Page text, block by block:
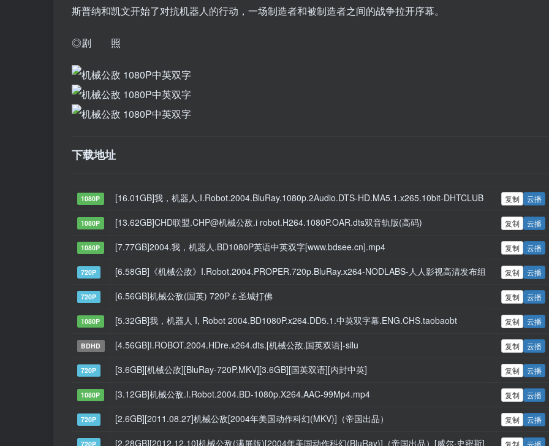
斯普纳和凯文开始了对抗机器人的行动，一场制造者和被制造者之间的战争拉开序幕。
◎剧 照
下载地址
1080P [16.01GB]我，机器人.I.Robot.2004.BluRay.1080p.2Audio.DTS-HD.MA5.1.x265.10bit-DHTCLUB 复制 云播
1080P [13.62GB]CHD联盟.CHP@机械公敌.i robot.H264.1080P.OAR.dts双音轨版(高码) 复制 云播
1080P [7.77GB]2004.我，机器人.BD1080P英语中英双字[www.bdsee.cn].mp4 复制 云播
720P [6.58GB]《机械公敌》I.Robot.2004.PROPER.720p.BluRay.x264-NODLABS-人人影视高清发布组 复制 云播
720P [6.56GB]机械公敌(国英) 720P￡圣城打佛 复制 云播
1080P [5.32GB]我，机器人 I, Robot 2004.BD1080P.x264.DD5.1.中英双字幕.ENG.CHS.taobaobt 复制 云播
BDHD [4.56GB]I.ROBOT.2004.HDre.x264.dts.[机械公敌.国英双语]-silu 复制 云播
720P [3.6GB][机械公敌][BluRay-720P.MKV][3.6GB][国英双语][内封中英] 复制 云播
1080P [3.12GB]机械公敌.I.Robot.2004.BD-1080p.X264.AAC-99Mp4.mp4 复制 云播
720P [2.6GB][2011.08.27]机械公敌[2004年美国动作科幻(MKV)]（帝国出品） 复制 云播
720P [2.28GB][2012.12.10]机械公敌(满屏版)[2004年美国动作科幻(BluRay)]（帝国出品）[威尔·史密斯]